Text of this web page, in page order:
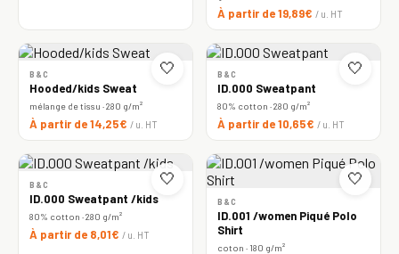
À partir de 19,89€ / u. HT
🤍
B&C
Hooded/kids Sweat
mélange de tissu · 280 g/m²
À partir de 14,25€ / u. HT
🤍
B&C
ID.000 Sweatpant
80% cotton · 280 g/m²
À partir de 10,65€ / u. HT
🤍
B&C
ID.000 Sweatpant /kids
80% cotton · 280 g/m²
À partir de 8,01€ / u. HT
🤍
B&C
ID.001 /women Piqué Polo
Shirt
coton · 180 g/m²